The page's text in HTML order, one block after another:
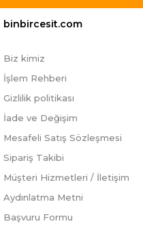
binbircesit.com
Biz kimiz
İşlem Rehberi
Gizlilik politikası
İade ve Değişim
Mesafeli Satış Sözleşmesi
Sipariş Takibi
Müşteri Hizmetleri / İletişim
Aydınlatma Metni
Başvuru Formu